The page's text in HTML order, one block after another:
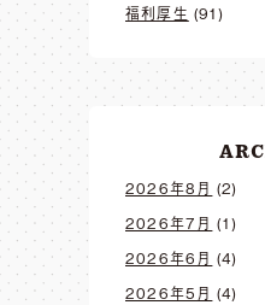
福利厚生 (91)
2026年8月 (2)
2026年7月 (1)
2026年6月 (4)
2026年5月 (4)